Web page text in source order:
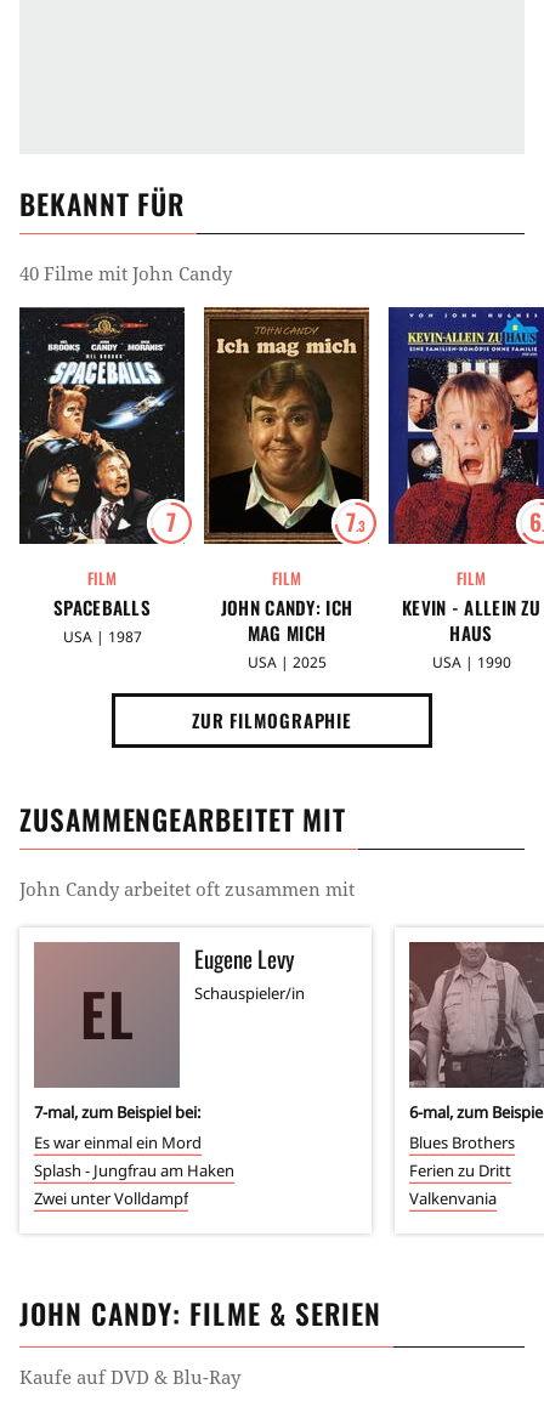
BEKANNT FÜR
40 Filme mit John Candy
7
FILM
SPACEBALLS
USA | 1987
7.3
FILM
JOHN CANDY: ICH
MAG MICH
USA | 2025
6
FILM
KEVIN - ALLEIN ZU
HAUS
USA | 1990
ZUR FILMOGRAPHIE
ZUSAMMENGEARBEITET MIT
John Candyarbeitet oft zusammen mit
EL
Eugene Levy
Schauspieler/in
7-mal, zum Beispiel bei:
Es war einmal ein Mord
Splash - Jungfrau am Haken
Zwei unter Volldampf
6-mal, zum
Blues Brothers
Ferien zu Dritt
Valkenvania
JOHN CANDY: FILME & SERIEN
Kaufe auf DVD & Blu-Ray